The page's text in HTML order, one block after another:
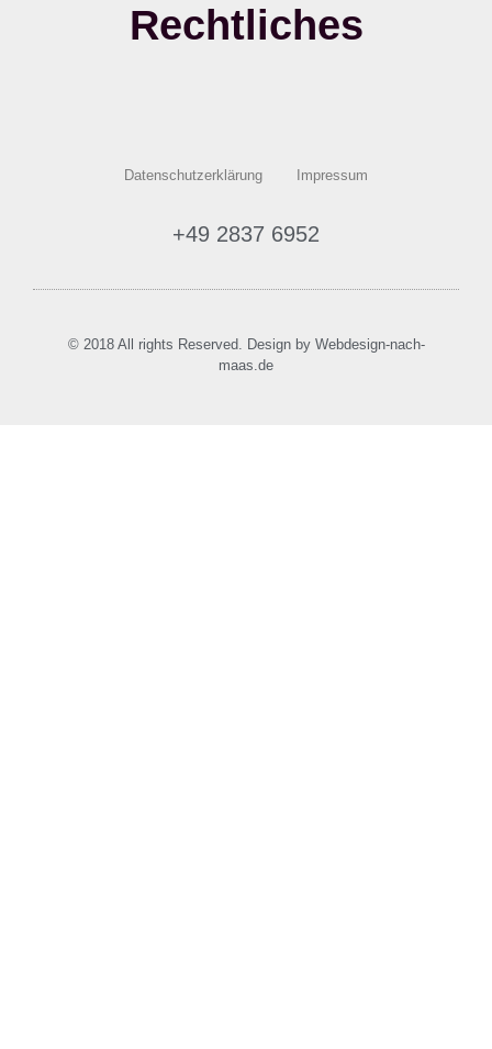
Rechtliches
Datenschutzerklärung Impressum
+49 2837 6952
© 2018 All rights Reserved. Design by Webdesign-nach-
maas.de